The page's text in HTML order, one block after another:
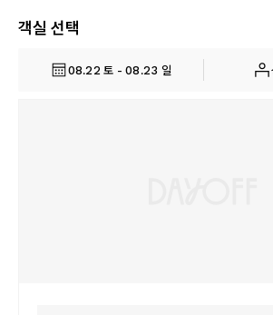
객실 선택
08.22 토 - 08.23 일